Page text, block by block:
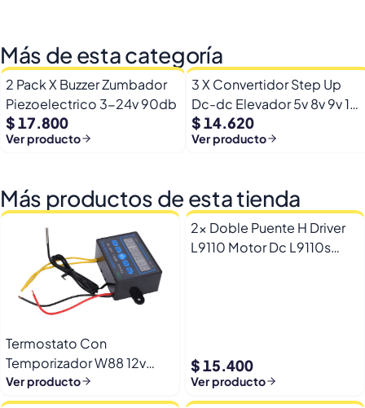
Más de esta categoría
2 Pack X Buzzer Zumbador
Piezoelectrico 3-24v 90db
$ 17.800
Ver producto
3 X Convertidor Step Up
Dc-dc Elevador 5v 8v 9v 12v
1.5a
$ 14.620
Ver producto
Más productos de esta tienda
Termostato Con
Temporizador W88 12v
Automatico Frio Calor
Ver producto
2x Doble Puente H Driver
L9110 Motor Dc L9110s
$ 15.400
Ver producto